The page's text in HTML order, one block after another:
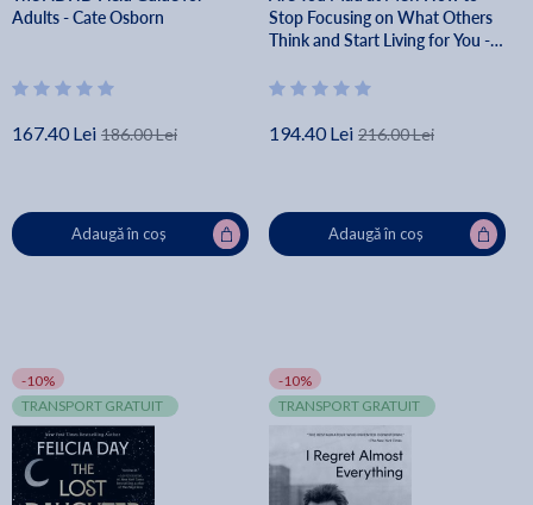
Adults - Cate Osborn
167.40 Lei 186.00 Lei
Adaugă în coș
Stop Focusing on What Others
Think and Start Living for You -
194.40 Lei 216.00 Lei
Adaugă în coș
-10%
TRANSPORT GRATUIT
-10%
TRANSPORT GRATUIT